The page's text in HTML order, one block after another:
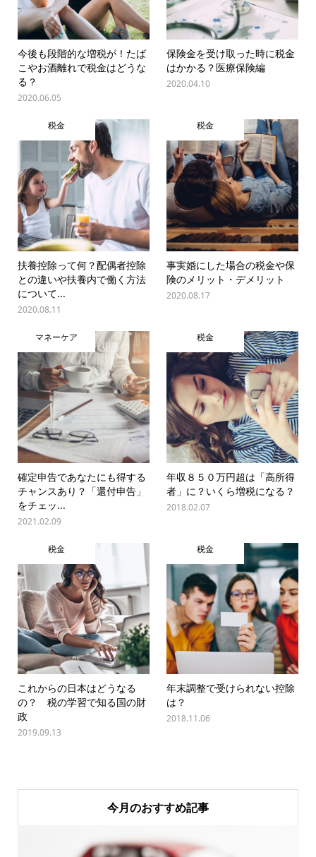
今後も段階的な増税が！たば
こやお酒離れで税金はどうな
る？
2020.06.05
保険金を受け取った時に税金
はかかる？医療保険編
2020.04.10
税金
扶養控除って何？配偶者控除
との違いや扶養内で働く方法
について...
2020.08.11
税金
事実婚にした場合の税金や保
険のメリット・デメリット
2020.08.17
マネーケア
確定申告であなたにも得する
チャンスあり？「還付申告」
をチェッ...
2021.02.09
税金
年収８５０万円超は「高所得
者」に？いくら増税になる？
2018.02.07
税金
これからの日本はどうなる
の？ 税の学習で知る国の財
政
2019.09.13
税金
年末調整で受けられない控除
は？
2018.11.06
今月のおすすめ記事